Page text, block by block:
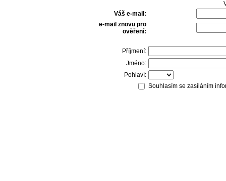
Váš e-mail:
e-mail znovu pro
ověření:
Příjmení:
Jméno:
Pohlaví:
Souhlasím se zasíláním